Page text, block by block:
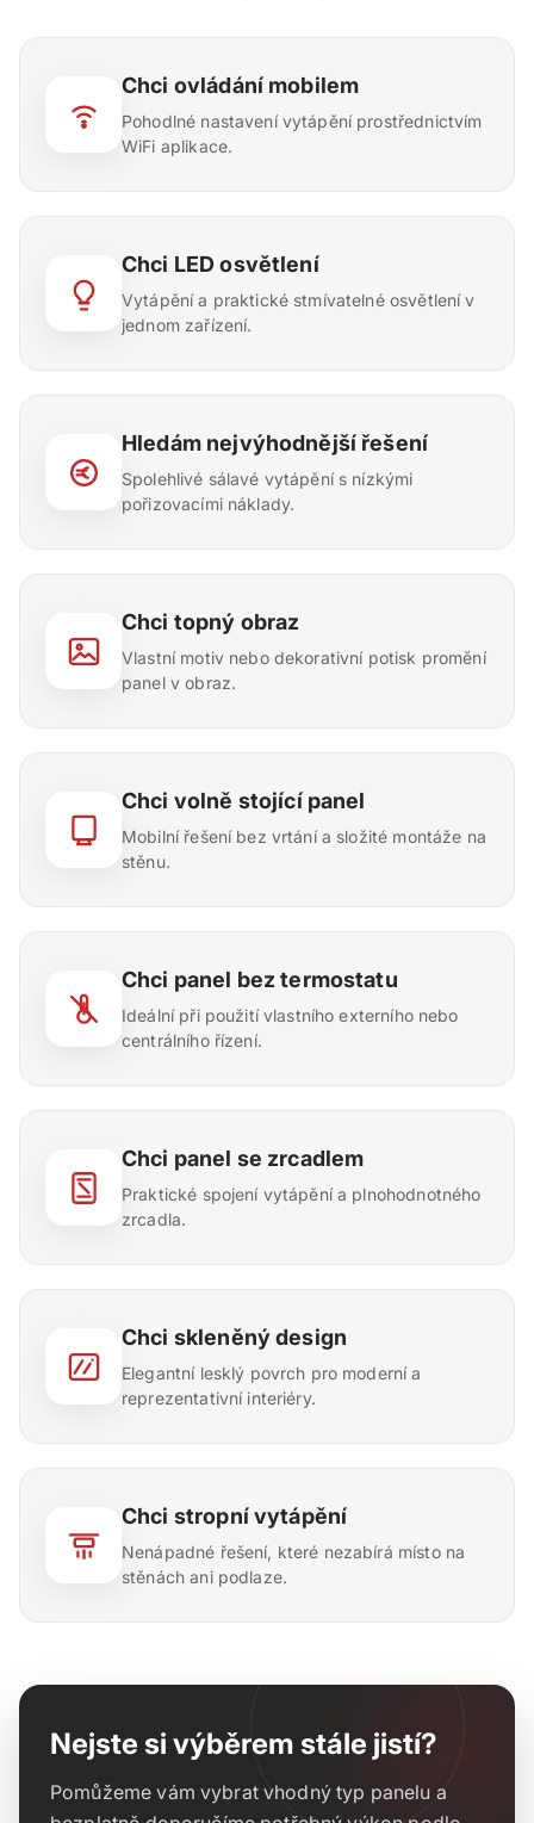
Chci ovládání mobilem
Pohodlné nastavení vytápění prostřednictvím
WiFi aplikace.
Chci LED osvětlení
Vytápění a praktické stmívatelné osvětlení v
jednom zařízení.
Hledám nejvýhodnější řešení
Spolehlivé sálavé vytápění s nízkými
pořizovacími náklady.
Chci topný obraz
Vlastní motiv nebo dekorativní potisk promění
panel v obraz.
Chci volně stojící panel
Mobilní řešení bez vrtání a složité montáže na
stěnu.
Chci panel bez termostatu
Ideální při použití vlastního externího nebo
centrálního řízení.
Chci panel se zrcadlem
Praktické spojení vytápění a plnohodnotného
zrcadla.
Chci skleněný design
Elegantní lesklý povrch pro moderní a
reprezentativní interiéry.
Chci stropní vytápění
Nenápadné řešení, které nezabírá místo na
stěnách ani podlaze.
Nejste si výběrem stále jistí?
Pomůžeme vám vybrat vhodný typ panelu a